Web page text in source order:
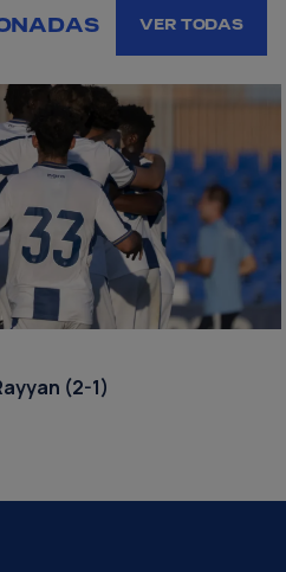
VER TODAS
(2-1)